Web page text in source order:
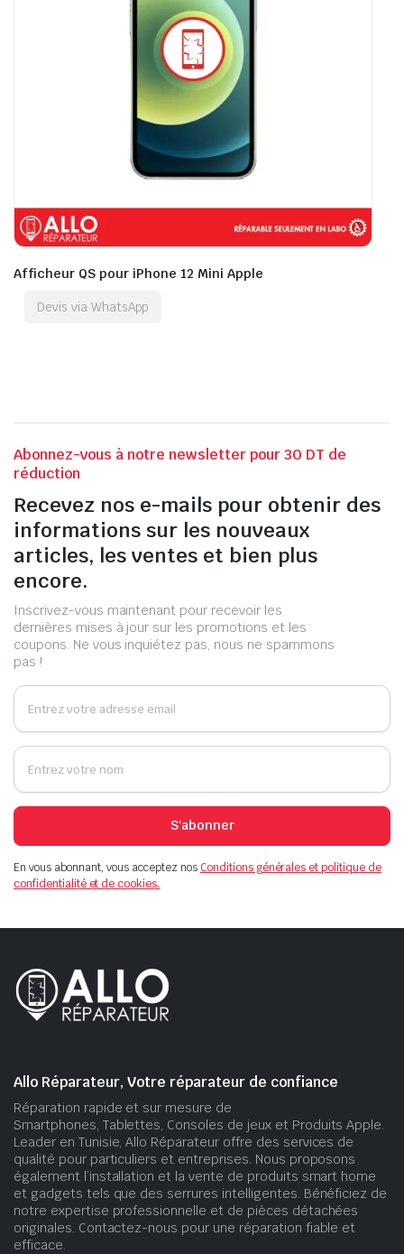
Afficheur QS pour iPhone 12 Mini Apple
Devis via WhatsApp
Abonnez-vous à notre newsletter pour 30 DT de
réduction
Recevez nos e-mails pour obtenir des
informations sur les nouveaux
articles, les ventes et bien plus
encore.
Inscrivez-vous maintenant pour recevoir les
dernières mises à jour sur les promotions et les
coupons. Ne vous inquiétez pas, nous ne spammons
pas !
S'abonner
En vous abonnant, vous acceptez nosConditions générales et politique de
confidentialité et de cookies.
Allo Réparateur, Votre réparateur de confiance
Réparation rapide et sur mesure de
Smartphones, Tablettes, Consoles de jeux et Produits Apple.
Leader en Tunisie, Allo Réparateur offre des services de
qualité pour particuliers et entreprises. Nous proposons
également l’installation et la vente de produits smart home
et gadgets tels que des serrures intelligentes. Bénéficiez de
notre expertise professionnelle et de pièces détachées
originales. Contactez-nous pour une réparation fiable et
efficace.